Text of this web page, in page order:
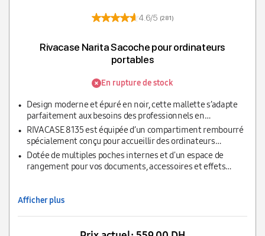
4.6/5 (281)
Rivacase Narita Sacoche pour ordinateurs
portables
En rupture de stock
Design moderne et épuré en noir, cette mallette s’adapte
parfaitement aux besoins des professionnels en
déplacement, offrant à la fois fonctionnalité et élégance
pour un look soigné.
RIVACASE 8135 est équipée d’un compartiment rembourré
spécialement conçu pour accueillir des ordinateurs
portables jusqu'à 15,6 pouces, offrant une protection
renforcée contre les chocs et les rayures.
Dotée de multiples poches internes et d'un espace de
rangement pour vos documents, accessoires et effets
Afficher plus